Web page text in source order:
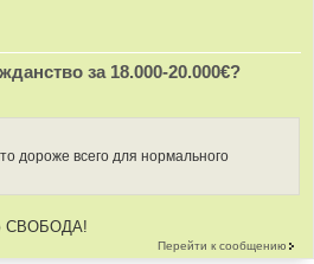
за 18.000-20.000€?
дороже всего для нормального
СВОБОДА!
Перейти к сообщению